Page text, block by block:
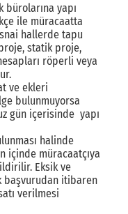
bürolarına yapı
ile müracaatta
hallerde tapu
statik proje,
röperli veya
ve ekleri
bulunmuyorsa
gün içerisinde yapı
halinde
içinde müracaatçıya
Eksik ve
başvurudan itibaren
verilmesi